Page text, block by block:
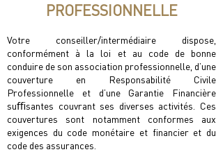
PROFESSIONNELLE
Votre conseiller/intermédiaire dispose,
conformément à la loi et au code de bonne
conduire de son association professionnelle, d’une
couverture en Responsabilité Civile
Professionnelle et d’une Garantie Financière
suﬃsantes couvrant ses diverses activités. Ces
couvertures sont notamment conformes aux
exigences du code monétaire et ﬁnancier et du
code des assurances.